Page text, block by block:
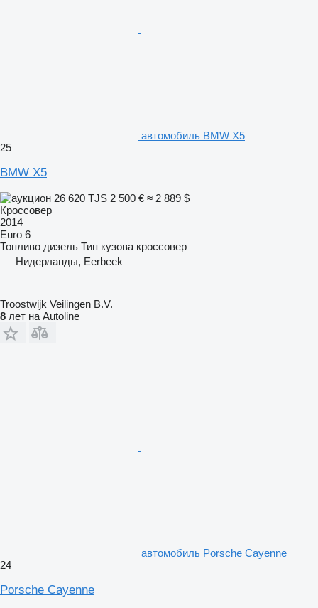
автомобиль BMW X5
25
BMW X5
26 620 TJS 2 500 € ≈ 2 889 $
Кроссовер
2014
Euro 6
Топливо дизель Тип кузова кроссовер
Нидерланды, Eerbeek
Troostwijk Veilingen B.V.
8 лет на Autoline
автомобиль Porsche Cayenne
24
Porsche Cayenne